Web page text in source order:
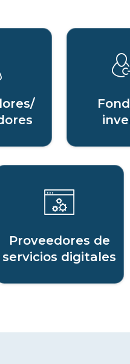
Proveedores de
servicios digitales